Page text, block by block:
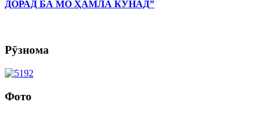
ДОРАД БА МО ҲАМЛА КУНАД”
Рӯзнома
Фото